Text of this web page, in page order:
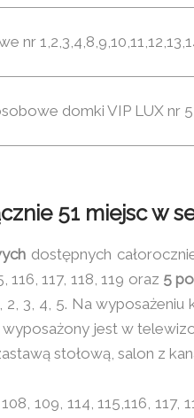
nr
domki VIP LUX nr
51 miejsc w
dostępnych
116, 117, 118, 119 oraz 5
3, 4, 5. Na
jest w
stołową, salon z
109, 114, 115,116, 117,